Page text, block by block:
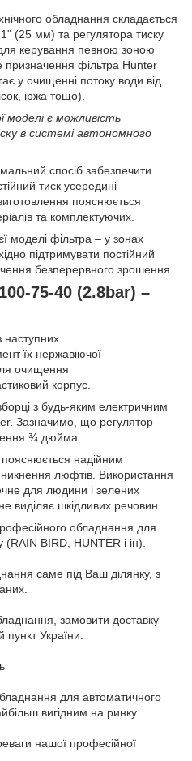
обладнання складається
(25 мм) та регулятора тиску
керування певною зоною
призначення фільтра Hunter
у очищенні потоку води від
іржа тощо).
моделі є можливість
в системі автономного
спосіб забезпечити
тиск усередині
пояснюється
та комплектуючих.
моделі фільтра – у зонах
підтримувати постійний
безперервного зрошення.
75-40 (2.8bar) –
наступних
їх нержавіючої
очищення
корпус.
з будь-яким електричним
Зазначимо, що регулятор
¾ дюйма.
надійним
люфтів. Використання
для людини і зелених
виділяє шкідливих речовин.
обладнання для
BIRD, HUNTER і ін).
саме під Ваш ділянку, з
замовити доставку
України.
для автоматичного
вигідним на ринку.
нашої професійної